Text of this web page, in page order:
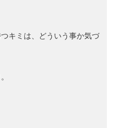
キミは、どういう事か気づ